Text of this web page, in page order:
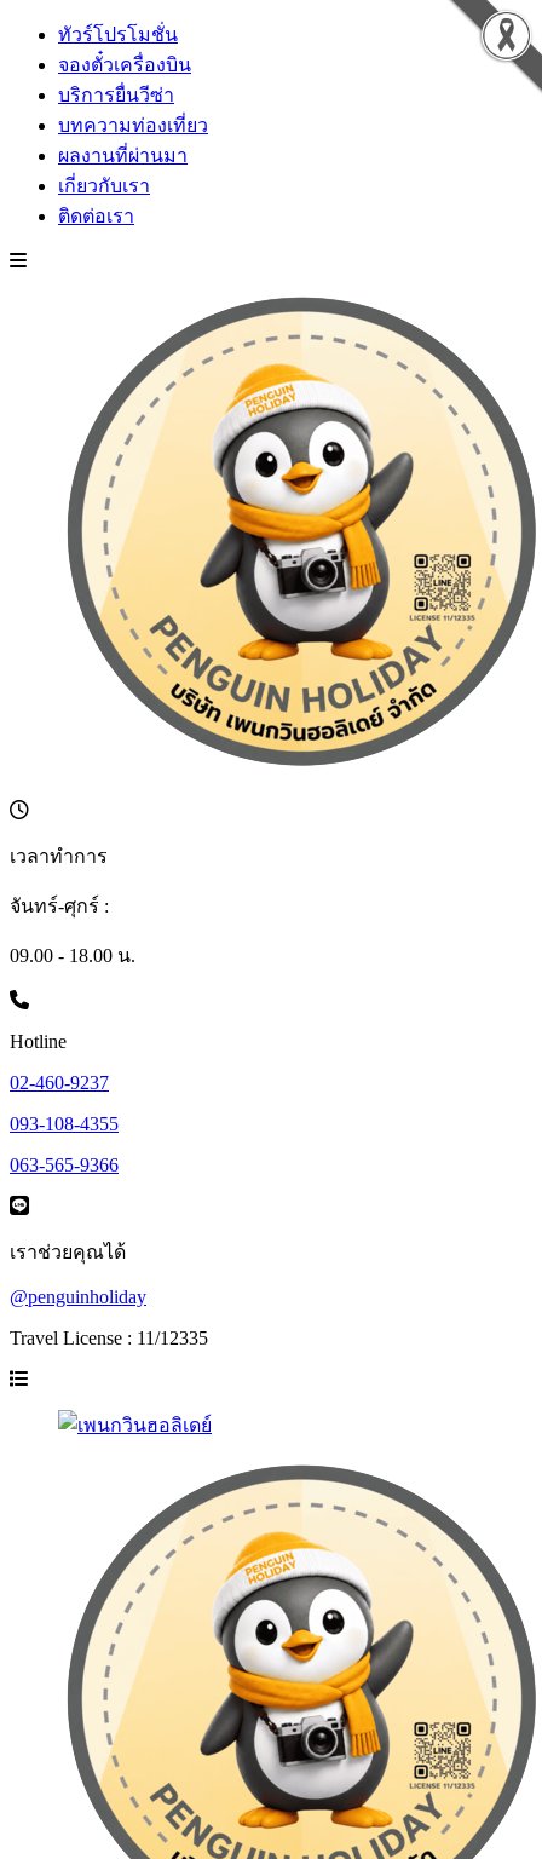
ทัวร์โปรโมชั่น
จองตั๋วเครื่องบิน
บริการยื่นวีซ่า
บทความท่องเที่ยว
ผลงานที่ผ่านมา
เกี่ยวกับเรา
ติดต่อเรา
เวลาทำการ
จันทร์-ศุกร์ :
09.00 - 18.00 น.
Hotline
02-460-9237
093-108-4355
063-565-9366
เราช่วยคุณได้
@penguinholiday
Travel License : 11/12335